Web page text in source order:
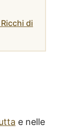
di
e nelle